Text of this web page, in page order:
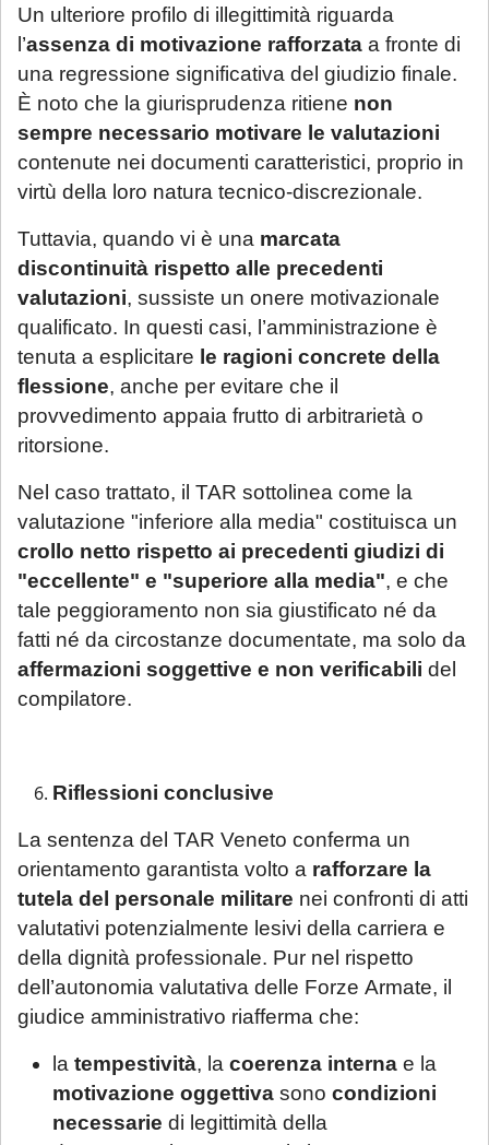
Un ulteriore profilo di illegittimità riguarda
l’assenza di motivazione rafforzata a fronte di
una regressione significativa del giudizio finale.
È noto che la giurisprudenza ritiene non
sempre necessario motivare le valutazioni
contenute nei documenti caratteristici, proprio in
virtù della loro natura tecnico-discrezionale.
Tuttavia, quando vi è una marcata
discontinuità rispetto alle precedenti
valutazioni, sussiste un onere motivazionale
qualificato. In questi casi, l’amministrazione è
tenuta a esplicitare le ragioni concrete della
flessione, anche per evitare che il
provvedimento appaia frutto di arbitrarietà o
ritorsione.
Nel caso trattato, il TAR sottolinea come la
valutazione "inferiore alla media" costituisca un
crollo netto rispetto ai precedenti giudizi di
"eccellente" e "superiore alla media", e che
tale peggioramento non sia giustificato né da
fatti né da circostanze documentate, ma solo da
affermazioni soggettive e non verificabili del
compilatore.
Riflessioni conclusive
La sentenza del TAR Veneto conferma un
orientamento garantista volto a rafforzare la
tutela del personale militare nei confronti di atti
valutativi potenzialmente lesivi della carriera e
della dignità professionale. Pur nel rispetto
dell’autonomia valutativa delle Forze Armate, il
giudice amministrativo riafferma che:
la tempestività, la coerenza interna e la
motivazione oggettiva sono condizioni
necessarie di legittimità della